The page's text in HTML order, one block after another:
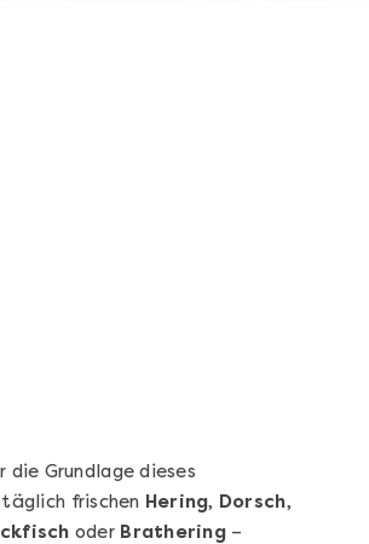
die Grundlage dieses
frischen Hering, Dorsch,
oder Brathering–